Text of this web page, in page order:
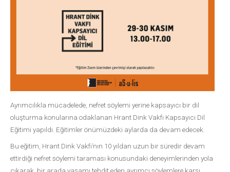
Ayrımcılıkla mücadelede, nefret söylemi yerine kapsayıcı bir dil
oluşturma konularına odaklanan Hrant Dink Vakfı Kapsayıcı Dil
Eğitimi yapıldı. Eğitimler önümüzdeki aylarda da devam edecek.
Bu eğitim, Hrant Dink Vakfı’nın 10 yıldan uzun bir süredir devam
ettirdiği nefret söylemi taraması konusundaki deneyimlerinden yola